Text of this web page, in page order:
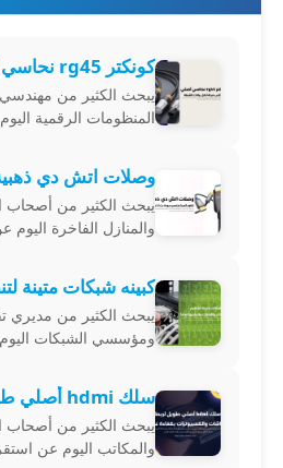
يبحث الكثير من
المنظومات الرقمية
نحاسي أصلي يضمن نقل
يبحث الكثير من أصحاب
والمنازل الفاخرة اليوم
الموثوقية تضمن نقل
يبحث الكثير من مديري
ومؤسسي الشبكات
اقتناء كبينه شبكات
يبحث الكثير من أصحاب
والمكاتب اليوم عن